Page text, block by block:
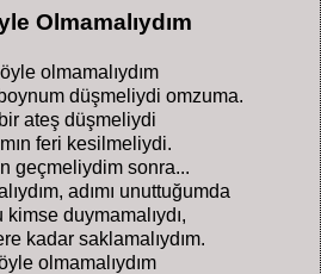
Olmamalıydım
olmamalıydım
düşmeliydi omzuma.
ateş düşmeliydi
feri kesilmeliydi.
geçmeliydim sonra...
adımı unuttuğumda
duymamalıydı,
kadar saklamalıydım.
olmamalıydım